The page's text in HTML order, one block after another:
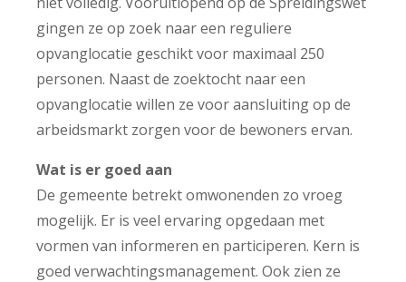
gingen ze op zoek naar een reguliere
opvanglocatie geschikt voor maximaal 250
personen. Naast de zoektocht naar een
opvanglocatie willen ze voor aansluiting op de
arbeidsmarkt zorgen voor de bewoners ervan.
Wat is er goed aan
De gemeente betrekt omwonenden zo vroeg
mogelijk. Er is veel ervaring opgedaan met
vormen van informeren en participeren. Kern is
goed verwachtingsmanagement. Ook zien ze